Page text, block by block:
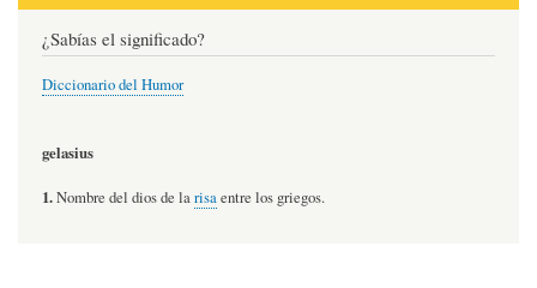
¿Sabías el significado?
Diccionario del Humor
gelasius
1.Nombre del dios de larisaentre los griegos.